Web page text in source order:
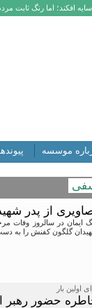
افکند؛ اما رنگ ثابت مردم
موسسه
از پدر
ایمان در سالروز وفات
گلگون کفنش را به
اولین بار
حضور رهبر